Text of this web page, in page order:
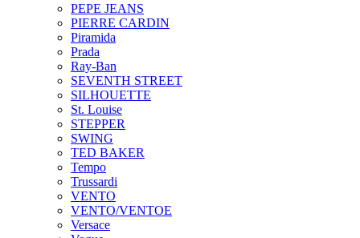
PEPE JEANS
PIERRE CARDIN
Piramida
Prada
Ray-Ban
SEVENTH STREET
SILHOUETTE
St. Louise
STEPPER
SWING
TED BAKER
Tempo
Trussardi
VENTO
VENTO/VENTOE
Versace